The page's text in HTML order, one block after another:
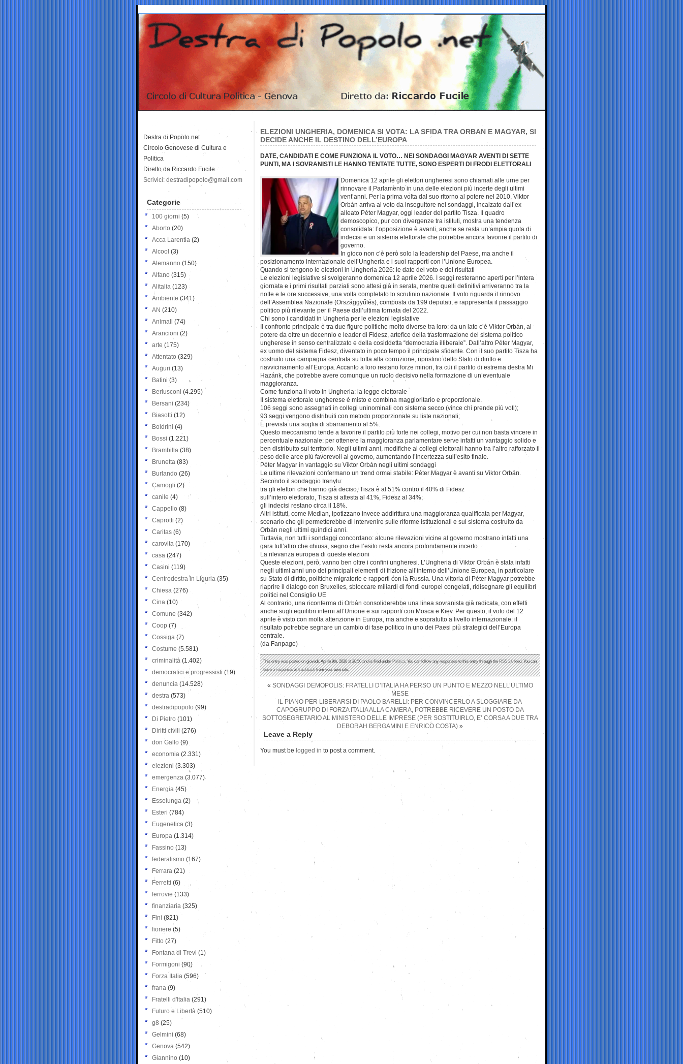
ELEZIONI UNGHERIA, DOMENICA SI VOTA: LA SFIDA TRA ORBAN E MAGYAR, SI
DECIDE ANCHE IL DESTINO DELL’EUROPA
DATE, CANDIDATI E COME FUNZIONA IL VOTO… NEI SONDAGGI MAGYAR AVENTI DI SETTE
PUNTI, MA I SOVRANISTI LE HANNO TENTATE TUTTE, SONO ESPERTI DI FRODI ELETTORALI
Domenica 12 aprile gli elettori ungheresi sono chiamati alle urne per
rinnovare il Parlamento in una delle elezioni più incerte degli ultimi
vent’anni. Per la prima volta dal suo ritorno al potere nel 2010, Viktor
Orbán arriva al voto da inseguitore nei sondaggi, incalzato dall’ex
alleato Péter Magyar, oggi leader del partito Tisza. Il quadro
demoscopico, pur con divergenze tra istituti, mostra una tendenza
consolidata: l’opposizione è avanti, anche se resta un’ampia quota di
indecisi e un sistema elettorale che potrebbe ancora favorire il partito di
governo.
In gioco non c’è però solo la leadership del Paese, ma anche il
posizionamento internazionale dell’Ungheria e i suoi rapporti con l’Unione Europea.
Quando si tengono le elezioni in Ungheria 2026: le date del voto e dei risultati
Le elezioni legislative si svolgeranno domenica 12 aprile 2026. I seggi resteranno aperti per l’intera
giornata e i primi risultati parziali sono attesi già in serata, mentre quelli definitivi arriveranno tra la
notte e le ore successive, una volta completato lo scrutinio nazionale. Il voto riguarda il rinnovo
dell’Assemblea Nazionale (Országgyűlés), composta da 199 deputati, e rappresenta il passaggio
politico più rilevante per il Paese dall’ultima tornata del 2022.
Chi sono i candidati in Ungheria per le elezioni legislative
Il confronto principale è tra due figure politiche molto diverse tra loro: da un lato c’è Viktor Orbán, al
potere da oltre un decennio e leader di Fidesz, artefice della trasformazione del sistema politico
ungherese in senso centralizzato e della cosiddetta “democrazia illiberale”. Dall’altro Péter Magyar,
ex uomo del sistema Fidesz, diventato in poco tempo il principale sfidante. Con il suo partito Tisza ha
costruito una campagna centrata su lotta alla corruzione, ripristino dello Stato di diritto e
riavvicinamento all’Europa. Accanto a loro restano forze minori, tra cui il partito di estrema destra Mi
Hazánk, che potrebbe avere comunque un ruolo decisivo nella formazione di un’eventuale
maggioranza.
Come funziona il voto in Ungheria: la legge elettorale
Il sistema elettorale ungherese è misto e combina maggioritario e proporzionale.
106 seggi sono assegnati in collegi uninominali con sistema secco (vince chi prende più voti);
93 seggi vengono distribuiti con metodo proporzionale su liste nazionali;
È prevista una soglia di sbarramento al 5%.
Questo meccanismo tende a favorire il partito più forte nei collegi, motivo per cui non basta vincere in
percentuale nazionale: per ottenere la maggioranza parlamentare serve infatti un vantaggio solido e
ben distribuito sul territorio. Negli ultimi anni, modifiche ai collegi elettorali hanno tra l’altro rafforzato il
peso delle aree più favorevoli al governo, aumentando l’incertezza sull’esito finale.
Péter Magyar in vantaggio su Viktor Orbán negli ultimi sondaggi
Le ultime rilevazioni confermano un trend ormai stabile: Péter Magyar è avanti su Viktor Orbán.
Secondo il sondaggio Iranytu:
tra gli elettori che hanno già deciso, Tisza è al 51% contro il 40% di Fidesz
sull’intero elettorato, Tisza si attesta al 41%, Fidesz al 34%;
gli indecisi restano circa il 18%.
Altri istituti, come Median, ipotizzano invece addirittura una maggioranza qualificata per Magyar,
scenario che gli permetterebbe di intervenire sulle riforme istituzionali e sul sistema costruito da
Orbán negli ultimi quindici anni.
Tuttavia, non tutti i sondaggi concordano: alcune rilevazioni vicine al governo mostrano infatti una
gara tutt’altro che chiusa, segno che l’esito resta ancora profondamente incerto.
La rilevanza europea di queste elezioni
Queste elezioni, però, vanno ben oltre i confini ungheresi. L’Ungheria di Viktor Orbán è stata infatti
negli ultimi anni uno dei principali elementi di frizione all’interno dell’Unione Europea, in particolare
su Stato di diritto, politiche migratorie e rapporti con la Russia. Una vittoria di Péter Magyar potrebbe
riaprire il dialogo con Bruxelles, sbloccare miliardi di fondi europei congelati, ridisegnare gli equilibri
politici nel Consiglio UE
Al contrario, una riconferma di Orbán consoliderebbe una linea sovranista già radicata, con effetti
anche sugli equilibri interni all’Unione e sui rapporti con Mosca e Kiev. Per questo, il voto del 12
aprile è visto con molta attenzione in Europa, ma anche e sopratutto a livello internazionale: il
risultato potrebbe segnare un cambio di fase politico in uno dei Paesi più strategici dell’Europa
centrale.
(da Fanpage)
This entry was posted on giovedì, Aprile 9th, 2026 at 20:50 and is filed underPolitica. You can follow any responses to this entry through theRSS 2.0feed. You can
leave a response, ortrackbackfrom your own site.
« SONDAGGI DEMOPOLIS: FRATELLI D’ITALIA HA PERSO UN PUNTO E MEZZO NELL’ULTIMO
MESE
IL PIANO PER LIBERARSI DI PAOLO BARELLI: PER CONVINCERLO A SLOGGIARE DA
CAPOGRUPPO DI FORZA ITALIA ALLA CAMERA, POTREBBE RICEVERE UN POSTO DA
SOTTOSEGRETARIO AL MINISTERO DELLE IMPRESE (PER SOSTITUIRLO, E’ CORSA A DUE TRA
DEBORAH BERGAMINI E ENRICO COSTA) »
Leave a Reply
You must be logged in to post a comment.
Destra di Popolo.net
Circolo Genovese di Cultura e
Politica
Diretto da Riccardo Fucile
Scrivici: destradipopolo@gmail.com
Categorie
100 giorni (5)
Aborto (20)
Acca Larentia (2)
Alcool (3)
Alemanno (150)
Alfano (315)
Alitalia (123)
Ambiente (341)
AN (210)
Animali (74)
Arancioni (2)
arte (175)
Attentato (329)
Auguri (13)
Batini (3)
Berlusconi (4.295)
Bersani (234)
Biasotti (12)
Boldrini (4)
Bossi (1.221)
Brambilla (38)
Brunetta (83)
Burlando (26)
Camogli (2)
canile (4)
Cappello (8)
Caprotti (2)
Caritas (6)
carovita (170)
casa (247)
Casini (119)
Centrodestra in Liguria (35)
Chiesa (276)
Cina (10)
Comune (342)
Coop (7)
Cossiga (7)
Costume (5.581)
criminalità (1.402)
democratici e progressisti (19)
denuncia (14.528)
destra (573)
destradipopolo (99)
Di Pietro (101)
Diritti civili (276)
don Gallo (9)
economia (2.331)
elezioni (3.303)
emergenza (3.077)
Energia (45)
Esselunga (2)
Esteri (784)
Eugenetica (3)
Europa (1.314)
Fassino (13)
federalismo (167)
Ferrara (21)
Ferretti (6)
ferrovie (133)
finanziaria (325)
Fini (821)
fioriere (5)
Fitto (27)
Fontana di Trevi (1)
Formigoni (90)
Forza Italia (596)
frana (9)
Fratelli d'Italia (291)
Futuro e Libertà (510)
g8 (25)
Gelmini (68)
Genova (542)
Giannino (10)